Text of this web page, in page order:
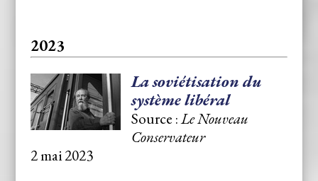
2023
La soviétisation du
système libéral
Source :Le Nouveau
Conservateur
2 mai 2023